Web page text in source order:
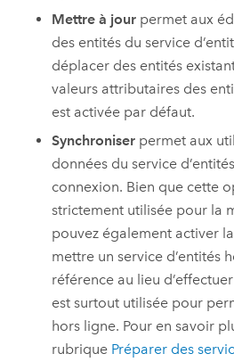
Mettre à jour permet aux
des entités du service
déplacer des entités
valeurs attributaires des
est activée par défaut.
Synchroniser permet aux
données du service
connexion. Bien que cette
strictement utilisée pour la
pouvez également activer
mettre un service d’entités
référence au lieu
est surtout utilisée pour
hors ligne. Pour en savoir
rubrique Préparer des